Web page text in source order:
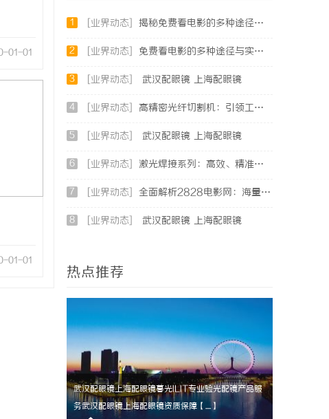
01-01
01-01
1 [业界动态] 揭秘免费看电影的多种途径及注意事项详解
2 [业界动态] 免费看电影的多种途径与实用攻略详解
3 [业界动态] 武汉配眼镜 上海配眼镜
4 [业界动态] 高精密光纤切割机：引领工业制造新时代的利器
5 [业界动态] 武汉配眼镜 上海配眼镜
6 [业界动态] 激光焊接系列：高效、精准及环保的制造解决方案
7 [业界动态] 全面解析2828电影网：海量影视资源的优质观看平台
8 [业界动态] 武汉配眼镜 上海配眼镜
热点推荐
武汉配眼镜上海配眼镜暮光ILIT专业验光配镜产品服
务武汉配眼镜上海配眼镜资质保障【....】